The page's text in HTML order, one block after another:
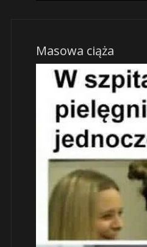
Masowa ciąża